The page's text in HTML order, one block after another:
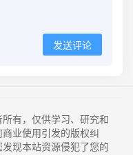
发送评论
有，仅供学习、研究和
业使用引发的版权纠
现本站资源侵犯了您的